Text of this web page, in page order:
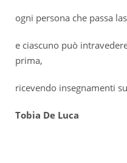
ogni persona che passa
e ciascuno può
prima,
ricevendo insegnamenti
Tobia De Luca